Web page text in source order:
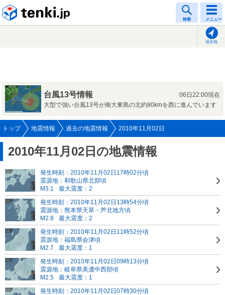
検索 メニュー
現在地
台風13号情報
06日22:00現在
大型で強い台風13号が南大東島の北約80kmを西に進んでいます
トップ 地震情報 過去の地震情報 2010年11月02日
2010年11月02日の地震情報
発生時刻：2010年11月02日17時02分頃
震源地：和歌山県北部頃
M3.1
最大震度：2
発生時刻：2010年11月02日13時54分頃
震源地：熊本県天草・芦北地方頃
M2.8
最大震度：2
発生時刻：2010年11月02日11時52分頃
震源地：福島県会津頃
M2.7
最大震度：1
発生時刻：2010年11月02日09時13分頃
震源地：岐阜県美濃中西部頃
M2.5
最大震度：1
発生時刻：2010年11月02日07時30分頃